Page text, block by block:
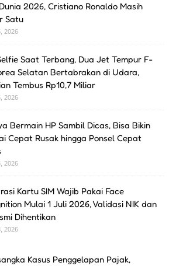
2026, Cristiano Ronaldo Masih
Satu
2026
Saat Terbang, Dua Jet Tempur F-
Selatan Bertabrakan di Udara,
Tembus Rp10,7 Miliar
2026
Bermain HP Sambil Dicas, Bisa Bikin
Cepat Rusak hingga Ponsel Cepat
2026
Kartu SIM Wajib Pakai Face
Mulai 1 Juli 2026, Validasi NIK dan
Dihentikan
2026
Kasus Penggelapan Pajak,